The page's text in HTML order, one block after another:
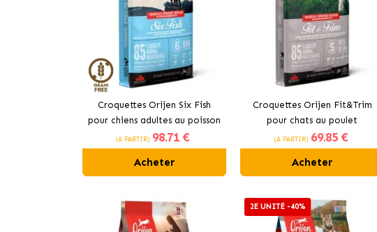
Croquettes Orijen Six Fish
pour chiens adultes au poisson
(À PARTIR) 98.71 €
Acheter
Croquettes Orijen Fit&Trim
pour chats au poulet
(À PARTIR) 69.85 €
Acheter
2E UNITÉ -40%